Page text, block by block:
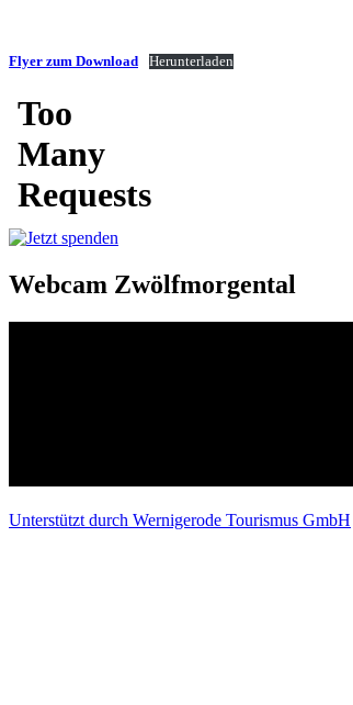
Flyer zum Download Herunterladen
Webcam Zwölfmorgental
Unterstützt durch Wernigerode Tourismus GmbH